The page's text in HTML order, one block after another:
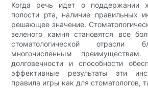
Когда речь идет о поддержании
полости рта, наличие правильных
решающее значение.
зеленого камня становятся все
стоматологической отрасли
многочисленным
долговечности и способности
эффективные результаты эти
правила игры как для стоматологов,